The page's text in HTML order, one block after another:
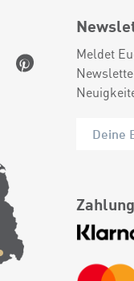
Meldet